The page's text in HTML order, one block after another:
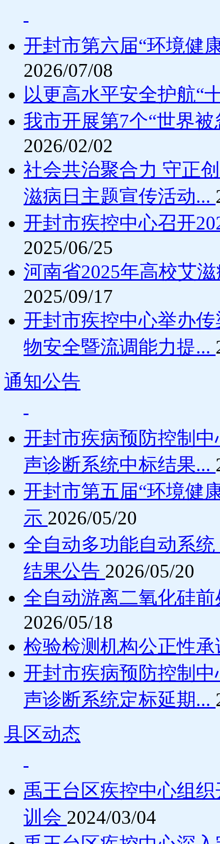
开封市第六届“环境健
2026/07/08
以更高水平安全护航“
我市开展第7个“世界
2026/02/02
社会共治聚合力 守正
滋病日主题宣传活动...
开封市疾控中心召开
2025/06/25
河南省2025年高校艾
2025/09/17
开封市疾控中心举办
物安全暨流调能力提...
通知公告
开封市疾病预防控制
声诊断系统中标结果...
开封市第五届“环境健
示 2026/05/20
全自动多功能自动系
结果公告 2026/05/20
全自动游离二氧化硅
2026/05/18
检验检测机构公正性
开封市疾病预防控制
声诊断系统定标延期...
县区动态
禹王台区疾控中心组
训会 2024/03/04